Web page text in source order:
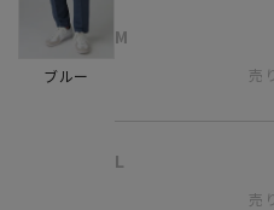
ブルー
M
売
L
売